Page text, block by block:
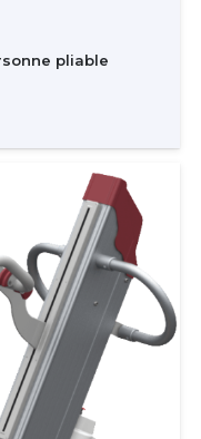
pliable